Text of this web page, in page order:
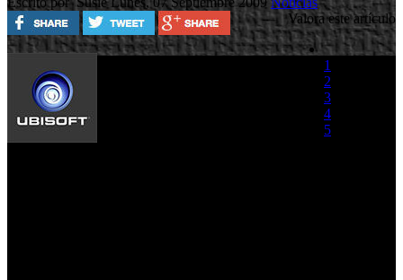
Valora este artículo
1
2
3
4
5
Ubisoft ha desvelado la lista de